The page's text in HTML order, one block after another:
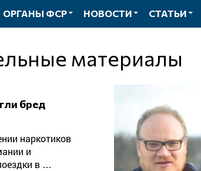
ОРГАНЫ ФСР НОВОСТИ СТАТЬИ
материалы
и
в …